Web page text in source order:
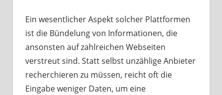
Ein wesentlicher Aspekt solcher Plattformen
ist die Bündelung von Informationen, die
ansonsten auf zahlreichen Webseiten
verstreut sind. Statt selbst unzählige Anbieter
recherchieren zu müssen, reicht oft die
Eingabe weniger Daten, um eine